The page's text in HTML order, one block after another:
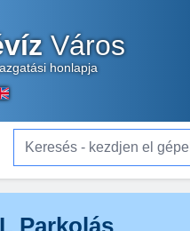
Város
honlapja
Keresés - kezdjen el gépelni...
Parkolás